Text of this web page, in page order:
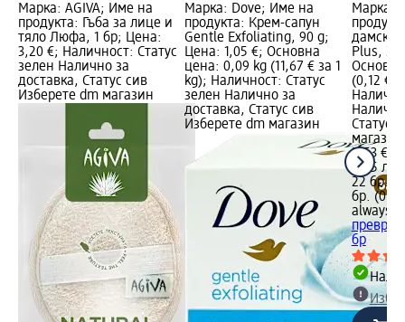
Марка: AGIVA; Име на
продукта: Гъба за лице и
тяло Люфа, 1 бр; Цена:
3,20 €; Наличност: Статус
зелен Налично за
доставка, Статус сив
Изберете dm магазин
Марка: Dove; Име на
продукта: Крем-сапун
Gentle Еxfoliating, 90 g;
Цена: 1,05 €; Основна
цена: 0,09 kg (11,67 € за 1
kg); Наличност: Статус
зелен Налично за
доставка, Статус сив
Изберете dm магазин
Марка:
дамски
Plus,
(0,12 €
Статус
магазин
2,53 €
4,95 лв.
22 бр.
бр.
always
бр